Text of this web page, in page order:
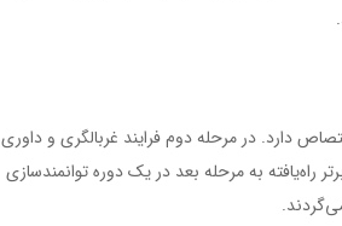
دارد. در مرحله دوم فرایند غربالگری و داوری
به مرحله بعد در یک دوره توانمندسازی